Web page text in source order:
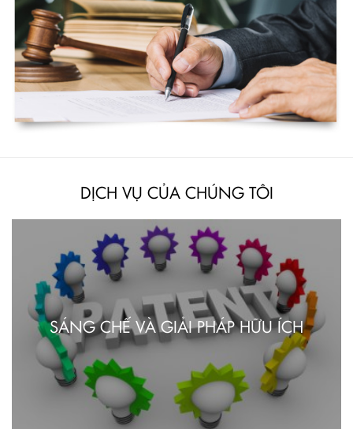
DỊCH VỤ CỦA CHÚNG TÔI
SÁNG CHẾ VÀ GIẢI PHÁP HỮU ÍCH